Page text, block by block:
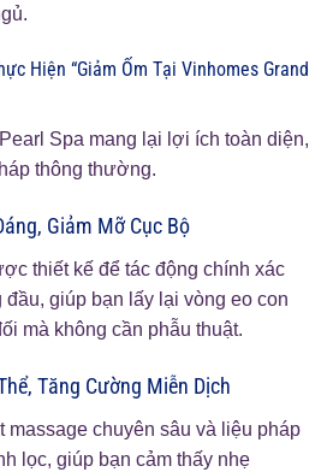
Hiện “Giảm Ốm Tại Vinhomes Grand
Spa mang lại lợi ích toàn diện,
thông thường.
Giảm Mỡ Cục Bộ
thiết kế để tác động chính xác
giúp bạn lấy lại vòng eo con
mà không cần phẫu thuật.
Tăng Cường Miễn Dịch
massage chuyên sâu và liệu pháp
lọc, giúp bạn cảm thấy nhẹ